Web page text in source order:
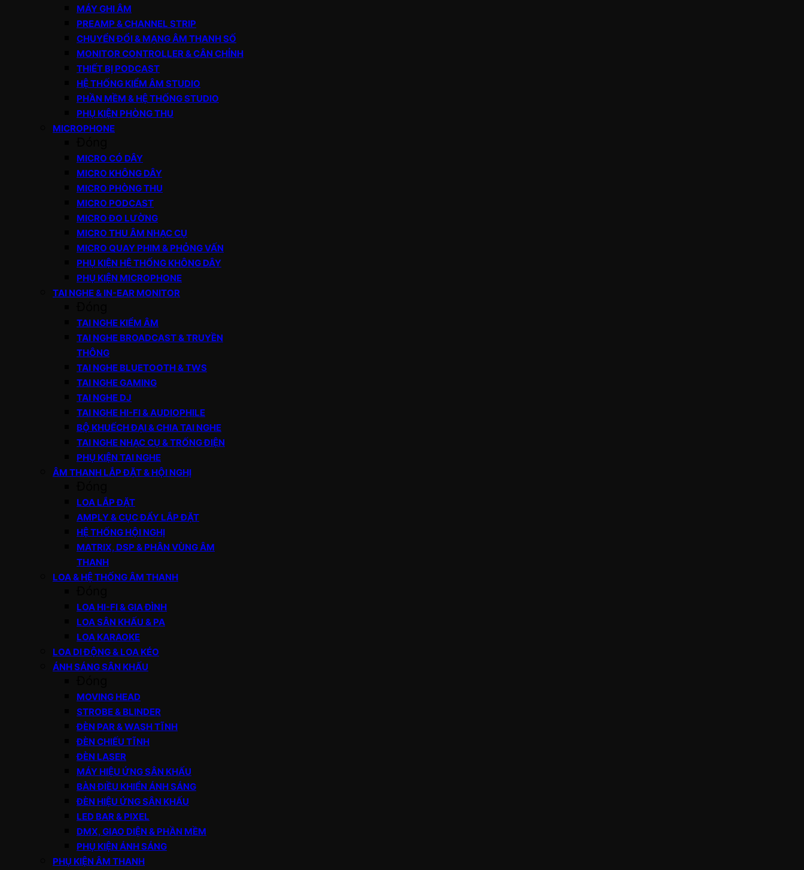
MÁY GHI ÂM
PREAMP & CHANNEL STRIP
CHUYỂN ĐỔI & MẠNG ÂM THANH SỐ
MONITOR CONTROLLER & CÂN CHỈNH
THIẾT BỊ PODCAST
HỆ THỐNG KIỂM ÂM STUDIO
PHẦN MỀM & HỆ THỐNG STUDIO
PHỤ KIỆN PHÒNG THU
MICROPHONE
MICRO CÓ DÂY
MICRO KHÔNG DÂY
MICRO PHÒNG THU
MICRO PODCAST
MICRO ĐO LƯỜNG
MICRO THU ÂM NHẠC CỤ
MICRO QUAY PHIM & PHỎNG VẤN
PHỤ KIỆN HỆ THỐNG KHÔNG DÂY
PHỤ KIỆN MICROPHONE
TAI NGHE & IN-EAR MONITOR
TAI NGHE KIỂM ÂM
TAI NGHE BROADCAST & TRUYỀN
THÔNG
TAI NGHE BLUETOOTH & TWS
TAI NGHE GAMING
TAI NGHE DJ
TAI NGHE HI-FI & AUDIOPHILE
BỘ KHUẾCH ĐẠI & CHIA TAI NGHE
TAI NGHE NHẠC CỤ & TRỐNG ĐIỆN
PHỤ KIỆN TAI NGHE
ÂM THANH LẮP ĐẶT & HỘI NGHỊ
LOA LẮP ĐẶT
AMPLY & CỤC ĐẨY LẮP ĐẶT
HỆ THỐNG HỘI NGHỊ
MATRIX, DSP & PHÂN VÙNG ÂM
THANH
LOA & HỆ THỐNG ÂM THANH
LOA HI-FI & GIA ĐÌNH
LOA SÂN KHẤU & PA
LOA KARAOKE
LOA DI ĐỘNG & LOA KÉO
ÁNH SÁNG SÂN KHẤU
MOVING HEAD
STROBE & BLINDER
ĐÈN PAR & WASH TĨNH
ĐÈN CHIẾU TĨNH
ĐÈN LASER
MÁY HIỆU ỨNG SÂN KHẤU
BÀN ĐIỀU KHIỂN ÁNH SÁNG
ĐÈN HIỆU ỨNG SÂN KHẤU
LED BAR & PIXEL
DMX, GIAO DIỆN & PHẦN MỀM
PHỤ KIỆN ÁNH SÁNG
PHỤ KIỆN ÂM THANH